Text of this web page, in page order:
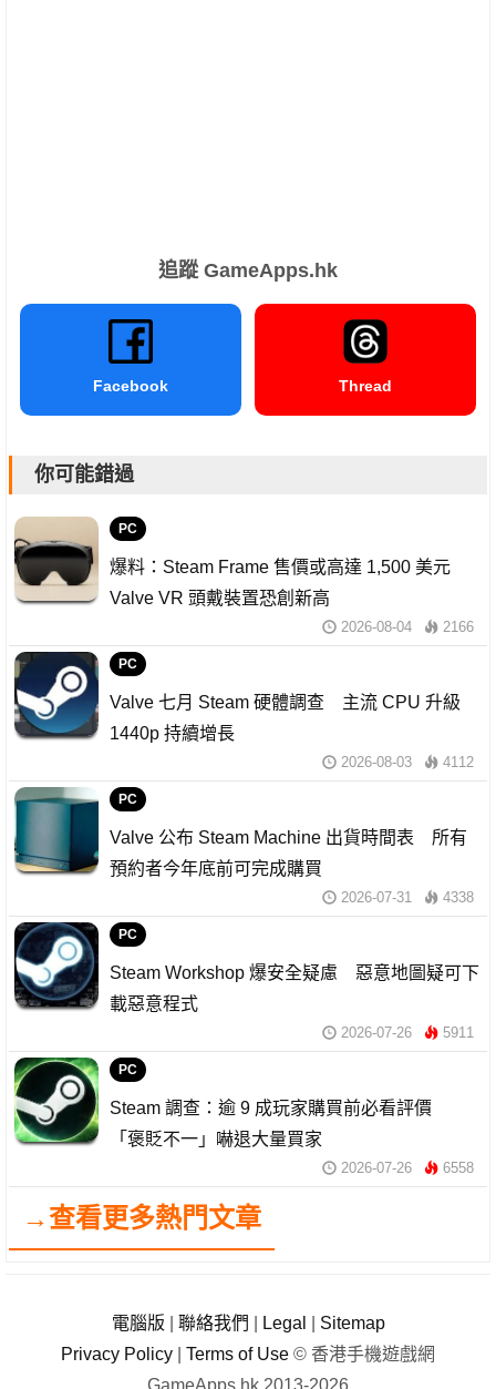
追蹤 GameApps.hk
Facebook Thread
你可能錯過
PC
爆料：Steam Frame 售價或高達 1,500 美元
Valve VR 頭戴裝置恐創新高
2026-08-04 2166
PC
Valve 七月 Steam 硬體調查 主流 CPU 升級
1440p 持續增長
2026-08-03 4112
PC
Valve 公布 Steam Machine 出貨時間表 所有
預約者今年底前可完成購買
2026-07-31 4338
PC
Steam Workshop 爆安全疑慮 惡意地圖疑可下
載惡意程式
2026-07-26 5911
PC
Steam 調查：逾 9 成玩家購買前必看評價
「褒貶不一」嚇退大量買家
2026-07-26 6558
→查看更多熱門文章
電腦版 聯絡我們 Legal
Sitemap
Privacy Policy
Terms of Use © 香港手機遊戲網
GameApps.hk 2013-2026